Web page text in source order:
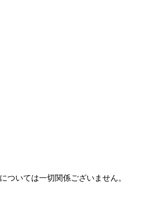
いては一切関係ございません。